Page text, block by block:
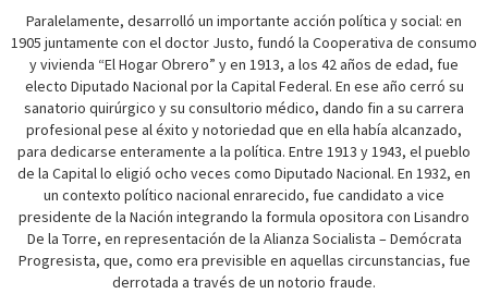
Paralelamente, desarrolló un importante acción política y social: en
1905 juntamente con el doctor Justo, fundó la Cooperativa de consumo
y vivienda “El Hogar Obrero” y en 1913, a los 42 años de edad, fue
electo Diputado Nacional por la Capital Federal. En ese año cerró su
sanatorio quirúrgico y su consultorio médico, dando fin a su carrera
profesional pese al éxito y notoriedad que en ella había alcanzado,
para dedicarse enteramente a la política. Entre 1913 y 1943, el pueblo
de la Capital lo eligió ocho veces como Diputado Nacional. En 1932, en
un contexto político nacional enrarecido, fue candidato a vice
presidente de la Nación integrando la formula opositora con Lisandro
De la Torre, en representación de la Alianza Socialista – Demócrata
Progresista, que, como era previsible en aquellas circunstancias, fue
derrotada a través de un notorio fraude.